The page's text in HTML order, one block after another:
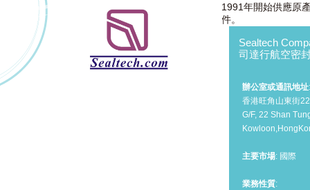
1991年開始供應原
件。
Sealtech
司達行航空密
辦公室或通訊地址
香港旺角山東街
G/F, 22 Shan
主要市場: 國際
業務性質: